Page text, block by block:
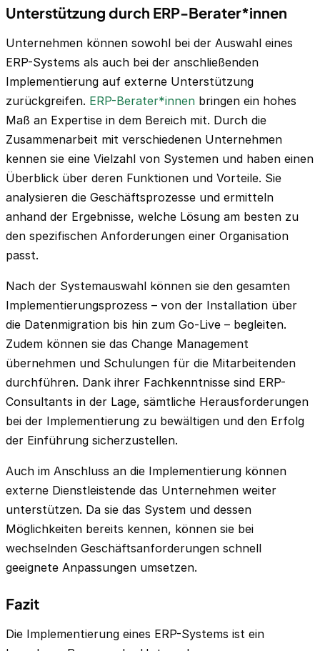
Unterstützung durch ERP-Berater*innen
Unternehmen können sowohl bei der Auswahl eines
ERP-Systems als auch bei der anschließenden
Implementierung auf externe Unterstützung
zurückgreifen. ERP-Berater*innen bringen ein hohes
Maß an Expertise in dem Bereich mit. Durch die
Zusammenarbeit mit verschiedenen Unternehmen
kennen sie eine Vielzahl von Systemen und haben einen
Überblick über deren Funktionen und Vorteile. Sie
analysieren die Geschäftsprozesse und ermitteln
anhand der Ergebnisse, welche Lösung am besten zu
den spezifischen Anforderungen einer Organisation
passt.
Nach der Systemauswahl können sie den gesamten
Implementierungsprozess – von der Installation über
die Datenmigration bis hin zum Go-Live – begleiten.
Zudem können sie das Change Management
übernehmen und Schulungen für die Mitarbeitenden
durchführen. Dank ihrer Fachkenntnisse sind ERP-
Consultants in der Lage, sämtliche Herausforderungen
bei der Implementierung zu bewältigen und den Erfolg
der Einführung sicherzustellen.
Auch im Anschluss an die Implementierung können
externe Dienstleistende das Unternehmen weiter
unterstützen. Da sie das System und dessen
Möglichkeiten bereits kennen, können sie bei
wechselnden Geschäftsanforderungen schnell
geeignete Anpassungen umsetzen.
Fazit
Die Implementierung eines ERP-Systems ist ein